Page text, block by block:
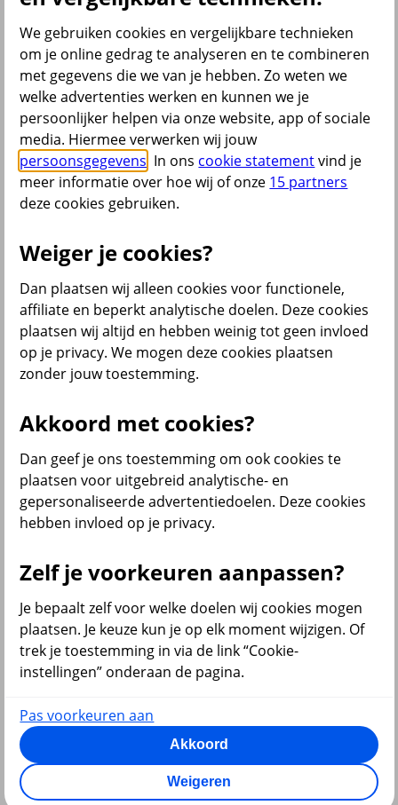
Bedrijfsschadeverzekering
Inventarisverzekering
Voorraadverzekering
Bedrijfsverzekeringen Pakket
Al onze bedrijfsverzekeringen
Zelf regelen
Schade melden
Gegevens aanpassen
terug
Inkomensverzekeringen
Arbeidsongeschiktheidsverzekering
Verzuimverzekering
MKB verzuim ontzorg-verzekering
WIA-verzekering
WIA-excedentverzekering
Al onze inkomensverzekeringen
Zelf regelen
Arbeidsongeschiktheid melden
Medewerker aan- of ziek melden
Diensten
Al onze diensten
terug
VvE en Vastgoed
We gebruiken cookies en vergelijkbare technieken
om je online gedrag te analyseren en te combineren
met gegevens die we van je hebben. Zo weten we
welke advertenties werken en kunnen we je
persoonlijker helpen via onze website, app of sociale
media. Hiermee verwerken wij jouw
persoonsgegevens . In ons cookie statementvind je
meer informatie over hoe wij of onze 15 partners
deze cookies gebruiken.
Weiger je cookies?
Dan plaatsen wij alleen cookies voor functionele,
affiliate en beperkt analytische doelen. Deze cookies
plaatsen wij altijd en hebben weinig tot geen invloed
op je privacy. We mogen deze cookies plaatsen
zonder jouw toestemming.
Akkoord met cookies?
Dan geef je ons toestemming om ook cookies te
plaatsen voor uitgebreid analytische- en
gepersonaliseerde advertentiedoelen. Deze cookies
hebben invloed op je privacy.
Zelf je voorkeuren aanpassen?
Je bepaalt zelf voor welke doelen wij cookies mogen
plaatsen. Je keuze kun je op elk moment wijzigen. Of
trek je toestemming in via de link “Cookie-
instellingen” onderaan de pagina.
Pas voorkeuren aan
Akkoord
Weigeren